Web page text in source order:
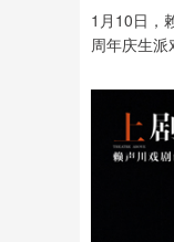
1月10日，
周年庆生派